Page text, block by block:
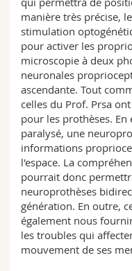
manière très précise,
stimulation
pour activer les
microscopie à deux
neuronales
ascendante. Tout
celles du Prof. Prsa
pour les prothèses.
paralysé, une
informations
l'espace. La
pourrait donc
neuroprothèses
génération. En outre,
également nous
les troubles qui
mouvement de ses